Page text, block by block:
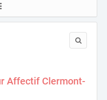
Affectif Clermont-